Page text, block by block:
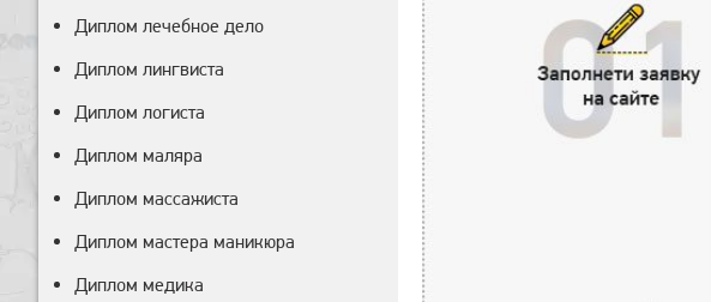
Диплом лечебное дело
Диплом лингвиста
Диплом логиста
Диплом маляра
Диплом массажиста
Диплом мастера маникюра
Диплом медика